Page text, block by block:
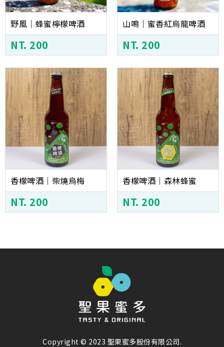
野風｜蜂蜜檸檬啤酒
NT. 200
山鳴｜蜜香紅烏龍啤酒
NT. 200
香檬啤酒│柴燒烏梅
NT. 200
香檬啤酒│森林蜂蜜
NT. 200
Copyright © 2023 聖果蜜多股份有限公司.